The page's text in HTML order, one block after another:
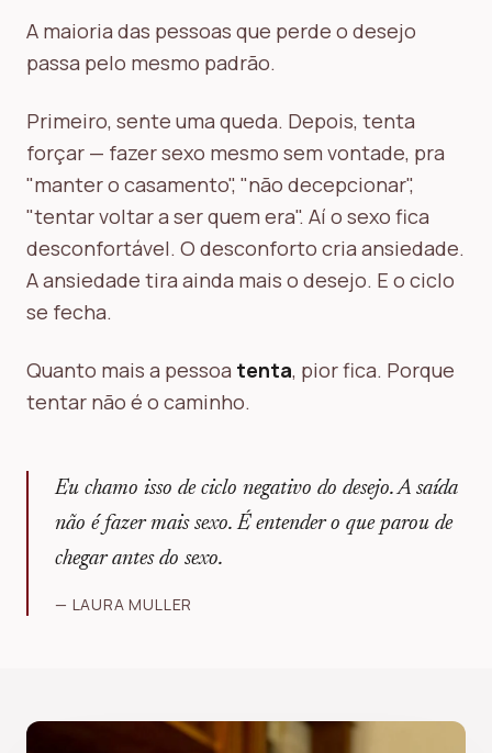
A maioria das pessoas que perde o desejo
passa pelo mesmo padrão.
Primeiro, sente uma queda. Depois, tenta
forçar — fazer sexo mesmo sem vontade, pra
"manter o casamento", "não decepcionar",
"tentar voltar a ser quem era". Aí o sexo fica
desconfortável. O desconforto cria ansiedade.
A ansiedade tira ainda mais o desejo. E o ciclo
se fecha.
Quanto mais a pessoa tenta, pior fica. Porque
tentar não é o caminho.
Eu chamo isso de ciclo negativo do desejo. A saída
não é fazer mais sexo. É entender o que parou de
chegar antes do sexo.
— LAURA MULLER